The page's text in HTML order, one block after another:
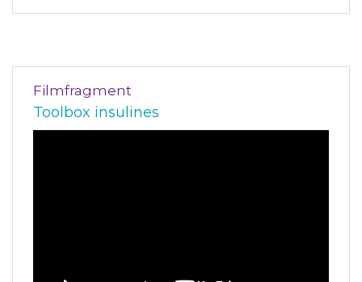
Filmfragment
Toolbox insulines